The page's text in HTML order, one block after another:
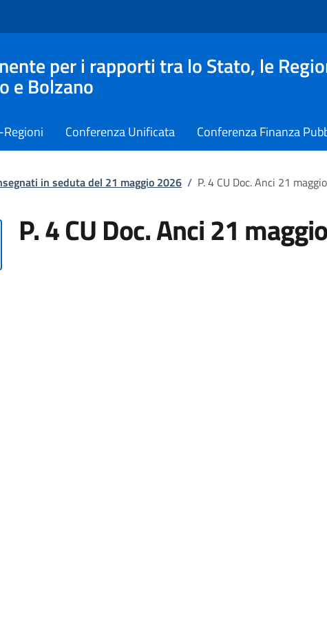
per i rapporti tra lo Stato, le
e Bolzano
Conferenza Unificata Conferenza Finanza
in seduta del 21 maggio 2026 / P. 4 CU Doc. Anci 21
P. 4 CU Doc. Anci 21